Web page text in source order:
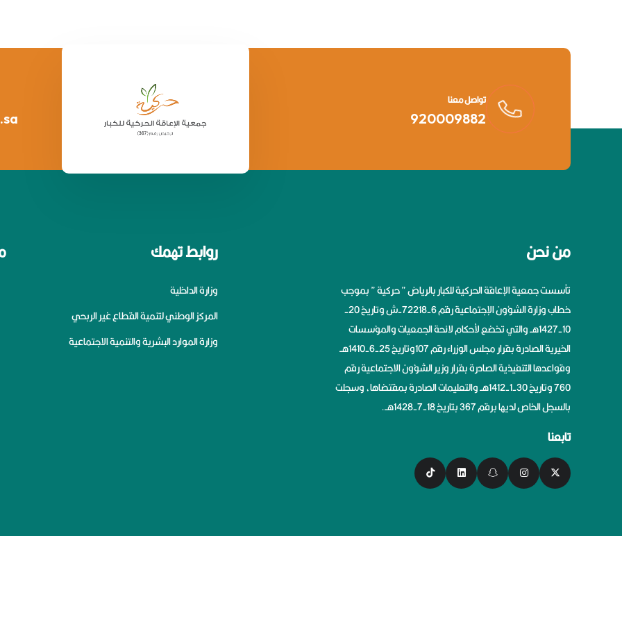
تواصل معنا
920009882
من نحن
تأسست جمعية الإعاقة الحركية للكبار بالرياض ” حركية ” بموجب
خطاب وزارة الشؤون الإجتماعية رقم 6-72218-ش وتاريخ 20-
10-1427هــ والتي تخضع لأحكام لائحة الجمعيات والمؤسسات
الخيرية الصادرة بقرار مجلس الوزراء رقم 107وتاريخ 25-6-1410هــ
وقواعدها التنفيذية الصادرة بقرار وزير الشؤون الاجتماعية رقم
760 وتاريخ 30-1-1412هــ والتعليمات الصادرة بمقتضاها، وسجلت
بالسجل الخاص لديها برقم 367 بتاريخ 18-7-1428هــ.
تابعنا
روابط تهمك
وزارة الداخلية
المركز الوطني لتنمية القطاع غير الربحي
وزارة الموارد البشرية والتنمية الاجتماعية